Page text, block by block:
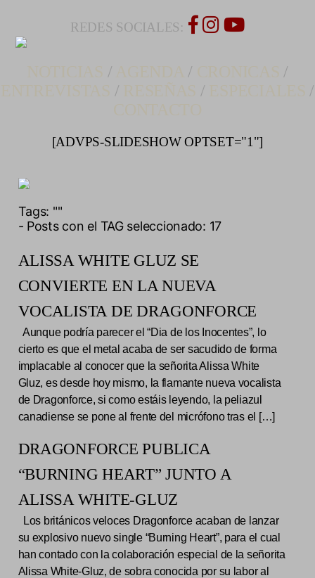
REDES SOCIALES:
/ /
/
/ /
/
[ADVPS-SLIDESHOW OPTSET="1"]
Tags: ""
- Posts con el TAG seleccionado: 17
ALISSA WHITE GLUZ SE
CONVIERTE EN LA NUEVA
VOCALISTA DE DRAGONFORCE
Aunque podría parecer el “Dia de los Inocentes”, lo
cierto es que el metal acaba de ser sacudido de forma
implacable al conocer que la señorita Alissa White
Gluz, es desde hoy mismo, la flamante nueva vocalista
de Dragonforce, si como estáis leyendo, la peliazul
canadiense se pone al frente del micrófono tras el […]
DRAGONFORCE PUBLICA
“BURNING HEART” JUNTO A
ALISSA WHITE-GLUZ
Los británicos veloces Dragonforce acaban de lanzar
su explosivo nuevo single “Burning Heart”, para el cual
han contado con la colaboración especial de la señorita
Alissa White-Gluz, de sobra conocida por su labor al